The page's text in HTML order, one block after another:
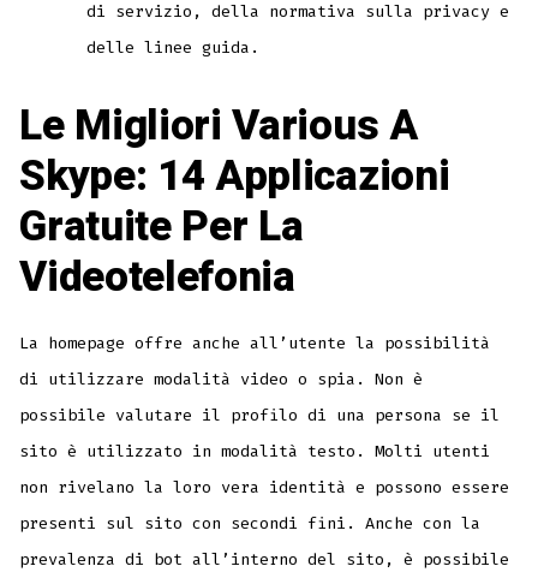
di servizio, della normativa sulla privacy e
delle linee guida.
Le Migliori Various A
Skype: 14 Applicazioni
Gratuite Per La
Videotelefonia
La homepage offre anche all’utente la possibilità
di utilizzare modalità video o spia. Non è
possibile valutare il profilo di una persona se il
sito è utilizzato in modalità testo. Molti utenti
non rivelano la loro vera identità e possono essere
presenti sul sito con secondi fini. Anche con la
prevalenza di bot all’interno del sito, è possibile